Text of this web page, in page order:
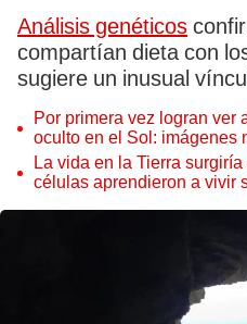
Análisis genéticos
compartían dieta con
sugiere un inusual
Por primera vez logran ver
oculto en el Sol: imágenes
aprietos a científicos
La vida en la Tierra
células aprendieron a vivir